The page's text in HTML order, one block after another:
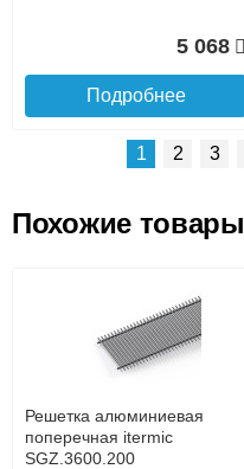
5 068
Подробнее
поперечная itermic
SGL.800.400 цвета
1 2 3
Похожие товары
Решетка алюминиевая
поперечная itermic
SGZ.3600.200